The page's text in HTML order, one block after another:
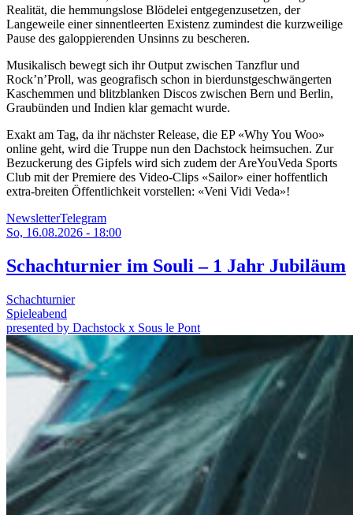
Realität, die hemmungslose Blödelei entgegenzusetzen, der
Langeweile einer sinnentleerten Existenz zumindest die kurzweilige
Pause des galoppierenden Unsinns zu bescheren.
Musikalisch bewegt sich ihr Output zwischen Tanzflur und
Rock’n’Proll, was geografisch schon in bierdunstgeschwängerten
Kaschemmen und blitzblanken Discos zwischen Bern und Berlin,
Graubünden und Indien klar gemacht wurde.
Exakt am Tag, da ihr nächster Release, die EP «Why You Woo»
online geht, wird die Truppe nun den Dachstock heimsuchen. Zur
Bezuckerung des Gipfels wird sich zudem der AreYouVeda Sports
Club mit der Premiere des Video-Clips «Sailor» einer hoffentlich
extra-breiten Öffentlichkeit vorstellen: «Veni Vidi Veda»!
NewsletterTelegram
So, 16.08.2026 - 18:00
Schachturnier im Souli – 1 Jahr Jubiläum
Schachturnier
Spieleabend
presented by Dachstock x Sous le Pont